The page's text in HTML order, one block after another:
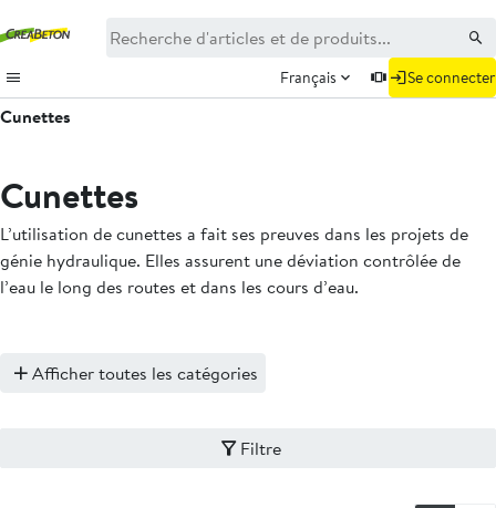
Français Se connecter
Cunettes
Cunettes
L’utilisation de cunettes a fait ses preuves dans les projets de
génie hydraulique. Elles assurent une déviation contrôlée de
l’eau le long des routes et dans les cours d’eau.
Afficher toutes les catégories
Filtre